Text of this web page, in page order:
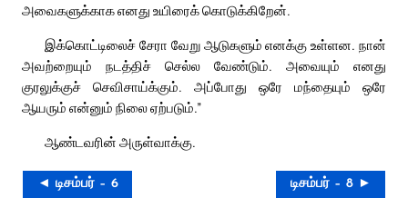
அவைகளுக்காக எனது உயிரைக் கொடுக்கிறேன்.
இக்கொட்டிலைச் சேரா வேறு ஆடுகளும் எனக்கு உள்ளன. நான்
அவற்றையும் நடத்திச் செல்ல வேண்டும். அவையும் எனது
குரலுக்குச் செவிசாய்க்கும். அப்போது ஒரே மந்தையும் ஒரே
ஆயரும் என்னும் நிலை ஏற்படும்.”
ஆண்டவரின் அருள்வாக்கு.
◄ டிசம்பர் – 6 டிசம்பர் – 8 ►